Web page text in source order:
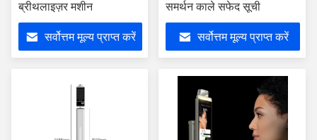
ब्रीथलाइज़र मशीन
सर्वोत्तम मूल्य प्राप्त करें
समर्थन काले सफेद सूची
सर्वोत्तम मूल्य प्राप्त करें